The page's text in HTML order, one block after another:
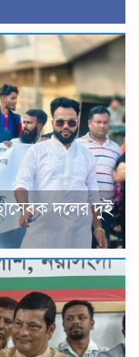
দলের দুই